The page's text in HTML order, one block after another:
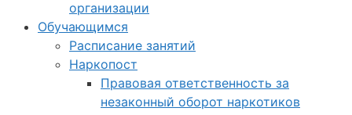
организации
Обучающимся
Расписание занятий
Наркопост
Правовая ответственность за
незаконный оборот наркотиков